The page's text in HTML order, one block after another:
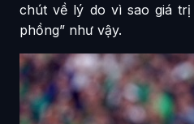
chút về lý do vì sao giá
phồng” như vậy.